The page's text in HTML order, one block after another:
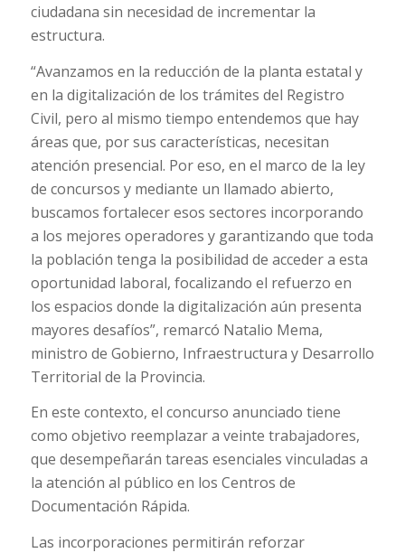
ciudadana sin necesidad de incrementar la
estructura.
“Avanzamos en la reducción de la planta estatal y
en la digitalización de los trámites del Registro
Civil, pero al mismo tiempo entendemos que hay
áreas que, por sus características, necesitan
atención presencial. Por eso, en el marco de la ley
de concursos y mediante un llamado abierto,
buscamos fortalecer esos sectores incorporando
a los mejores operadores y garantizando que toda
la población tenga la posibilidad de acceder a esta
oportunidad laboral, focalizando el refuerzo en
los espacios donde la digitalización aún presenta
mayores desafíos”, remarcó Natalio Mema,
ministro de Gobierno, Infraestructura y Desarrollo
Territorial de la Provincia.
En este contexto, el concurso anunciado tiene
como objetivo reemplazar a veinte trabajadores,
que desempeñarán tareas esenciales vinculadas a
la atención al público en los Centros de
Documentación Rápida.
Las incorporaciones permitirán reforzar